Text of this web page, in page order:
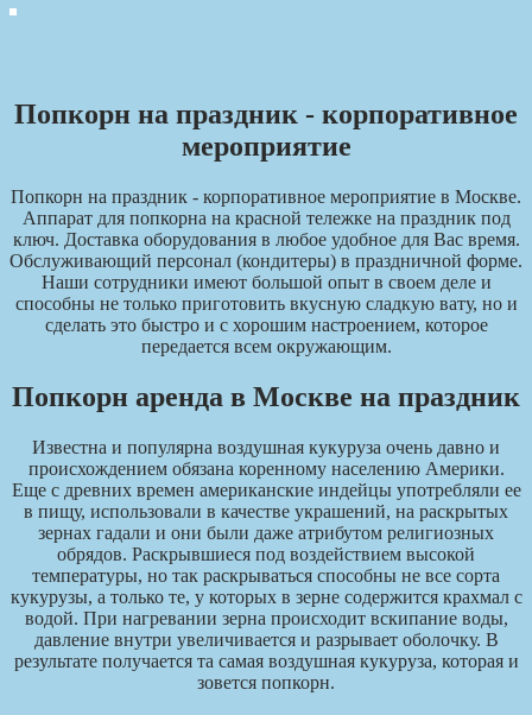
Попкорн на праздник - корпоративное
мероприятие
Попкорн на праздник - корпоративное мероприятие в Москве.
Аппарат для попкорна на красной тележке на праздник под
ключ. Доставка оборудования в любое удобное для Вас время.
Обслуживающий персонал (кондитеры) в праздничной форме.
Наши сотрудники имеют большой опыт в своем деле и
способны не только приготовить вкусную сладкую вату, но и
сделать это быстро и с хорошим настроением, которое
передается всем окружающим.
Попкорн аренда в Москве на праздник
Известна и популярна воздушная кукуруза очень давно и
происхождением обязана коренному населению Америки.
Еще с древних времен американские индейцы употребляли ее
в пищу, использовали в качестве украшений, на раскрытых
зернах гадали и они были даже атрибутом религиозных
обрядов. Раскрывшиеся под воздействием высокой
температуры, но так раскрываться способны не все сорта
кукурузы, а только те, у которых в зерне содержится крахмал с
водой. При нагревании зерна происходит вскипание воды,
давление внутри увеличивается и разрывает оболочку. В
результате получается та самая воздушная кукуруза, которая и
зовется попкорн.